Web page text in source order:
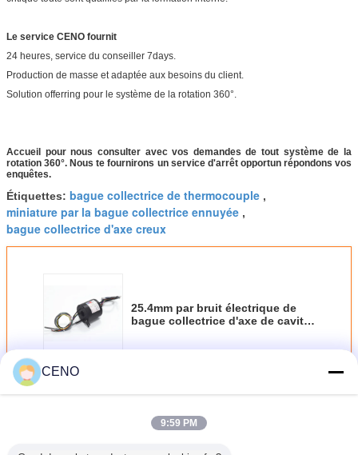
Le service CENO fournit
24 heures, service du conseiller 7days.
Production de masse et adaptée aux besoins du client.
Solution offerring pour le système de la rotation 360°.
Accueil pour nous consulter avec vos demandes de tout système de la
rotation 360°. Nous te fournirons un service d'arrêt opportun répondons vos
enquêtes.
Étiquettes: bague collectrice de thermocouple ,
miniature par la bague collectrice ennuyée ,
bague collectrice d'axe creux
25.4mm par bruit électrique de
bague collectrice d'axe de cavité
extrêmement -
Par la bague collectrice de trou
CENO
9:59 PM